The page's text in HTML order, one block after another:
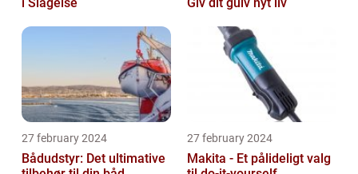
27 february 2024
Bådudstyr: Det ultimative
27 february 2024
Makita - Et pålideligt valg